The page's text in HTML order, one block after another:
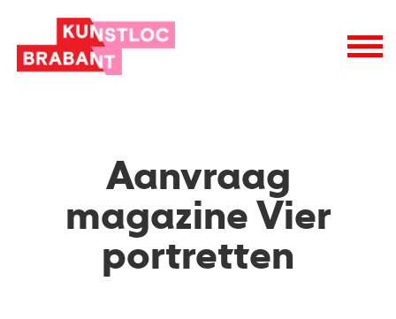
raad van toezicht
Aanvraag
magazine Vier
portretten